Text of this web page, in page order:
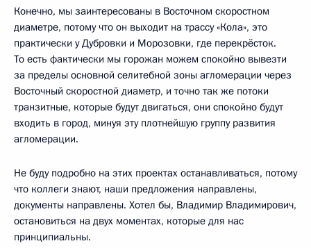
Конечно, мы заинтересованы в Восточном скоростном
диаметре, потому что он выходит на трассу «Кола», это
практически у Дубровки и Морозовки, где перекрёсток.
То есть фактически мы горожан можем спокойно вывезти
за пределы основной селитебной зоны агломерации через
Восточный скоростной диаметр, и точно так же потоки
транзитные, которые будут двигаться, они спокойно будут
входить в город, минуя эту плотнейшую группу развития
агломерации.
Не буду подробно на этих проектах останавливаться, потому
что коллеги знают, наши предложения направлены,
документы направлены. Хотел бы, Владимир Владимирович,
остановиться на двух моментах, которые для нас
принципиальны.